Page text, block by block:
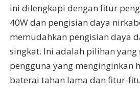
ini dilengkapi dengan fitur
40W dan pengisian daya
memudahkan pengisian daya
singkat. Ini adalah pilihan
pengguna yang menginginkan
baterai tahan lama dan fitur-